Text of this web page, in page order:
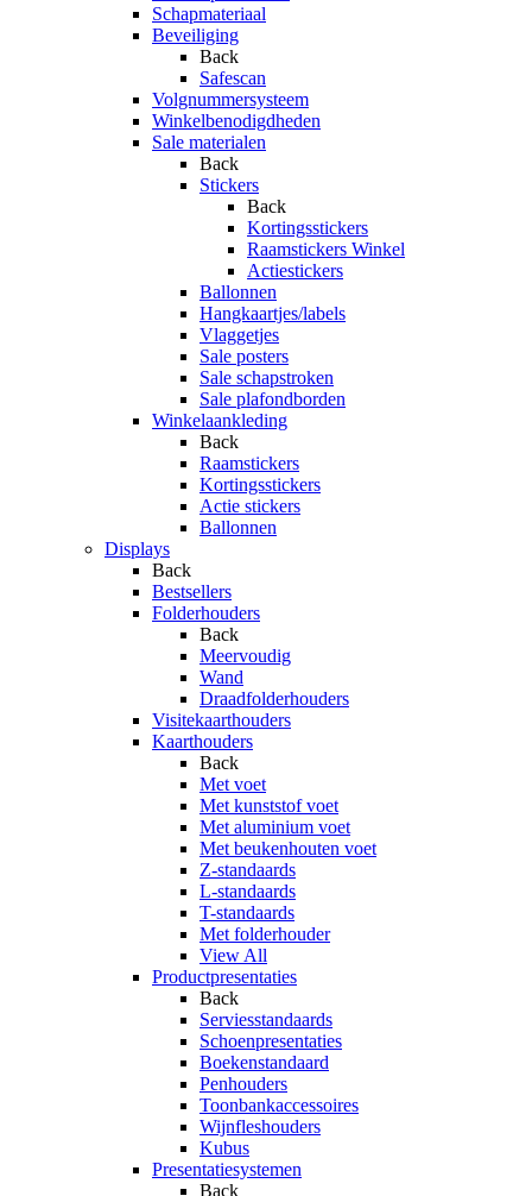
Schapmateriaal
Beveiliging
Back
Safescan
Volgnummersysteem
Winkelbenodigdheden
Sale materialen
Back
Stickers
Back
Kortingsstickers
Raamstickers Winkel
Actiestickers
Ballonnen
Hangkaartjes/labels
Vlaggetjes
Sale posters
Sale schapstroken
Sale plafondborden
Winkelaankleding
Back
Raamstickers
Kortingsstickers
Actie stickers
Ballonnen
Displays
Back
Bestsellers
Folderhouders
Back
Meervoudig
Wand
Draadfolderhouders
Visitekaarthouders
Kaarthouders
Back
Met voet
Met kunststof voet
Met aluminium voet
Met beukenhouten voet
Z-standaards
L-standaards
T-standaards
Met folderhouder
View All
Productpresentaties
Back
Serviesstandaards
Schoenpresentaties
Boekenstandaard
Penhouders
Toonbankaccessoires
Wijnfleshouders
Kubus
Presentatiesystemen
Back